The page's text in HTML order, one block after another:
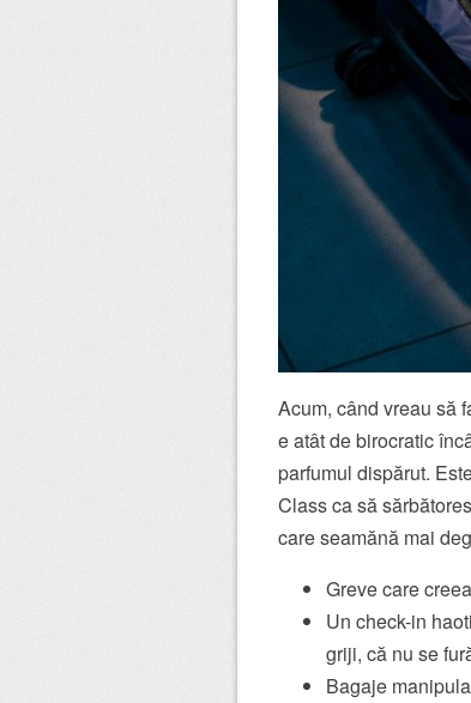
Acum, când vreau să
e atât de birocratic
parfumul dispărut.
Class ca să
care seamănă mai
Greve care
Un check-in
griji, că nu se
Bagaje